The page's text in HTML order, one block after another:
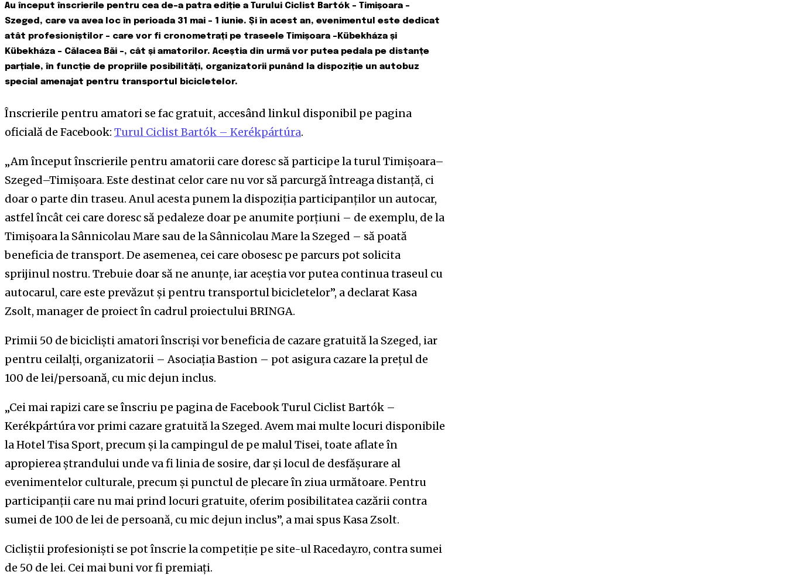
Au început înscrierile pentru cea de-a patra ediție a Turului Ciclist Bartók – Timișoara –
Szeged, care va avea loc în perioada 31 mai – 1 iunie. Și în acest an, evenimentul este dedicat
atât profesioniștilor – care vor fi cronometrați pe traseele Timișoara –Kübekháza și
Kübekháza – Călacea Băi –, cât și amatorilor. Aceștia din urmă vor putea pedala pe distanțe
parțiale, în funcție de propriile posibilități, organizatorii punând la dispoziție un autobuz
special amenajat pentru transportul bicicletelor.
Înscrierile pentru amatori se fac gratuit, accesând linkul disponibil pe pagina
oficială de Facebook: Turul Ciclist Bartók – Kerékpártúra.
„Am început înscrierile pentru amatorii care doresc să participe la turul Timișoara–
Szeged–Timișoara. Este destinat celor care nu vor să parcurgă întreaga distanță, ci
doar o parte din traseu. Anul acesta punem la dispoziția participanților un autocar,
astfel încât cei care doresc să pedaleze doar pe anumite porțiuni – de exemplu, de la
Timișoara la Sânnicolau Mare sau de la Sânnicolau Mare la Szeged – să poată
beneficia de transport. De asemenea, cei care obosesc pe parcurs pot solicita
sprijinul nostru. Trebuie doar să ne anunțe, iar aceștia vor putea continua traseul cu
autocarul, care este prevăzut și pentru transportul bicicletelor”, a declarat Kasa
Zsolt, manager de proiect în cadrul proiectului BRINGA.
Primii 50 de bicicliști amatori înscriși vor beneficia de cazare gratuită la Szeged, iar
pentru ceilalți, organizatorii – Asociația Bastion – pot asigura cazare la prețul de
100 de lei/persoană, cu mic dejun inclus.
„Cei mai rapizi care se înscriu pe pagina de Facebook Turul Ciclist Bartók –
Kerékpártúra vor primi cazare gratuită la Szeged. Avem mai multe locuri disponibile
la Hotel Tisa Sport, precum și la campingul de pe malul Tisei, toate aflate în
apropierea ștrandului unde va fi linia de sosire, dar și locul de desfășurare al
evenimentelor culturale, precum și punctul de plecare în ziua următoare. Pentru
participanții care nu mai prind locuri gratuite, oferim posibilitatea cazării contra
sumei de 100 de lei de persoană, cu mic dejun inclus”, a mai spus Kasa Zsolt.
Cicliștii profesioniști se pot înscrie la competiție pe site-ul Raceday.ro, contra sumei
de 50 de lei. Cei mai buni vor fi premiați.